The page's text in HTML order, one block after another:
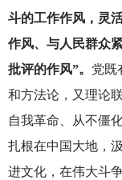
斗的工作作风，灵
作风、与人民群众
批评的作风”。 党既
和方法论，又理论
自我革命、从不僵
扎根在中国大地，
进文化，在伟大斗